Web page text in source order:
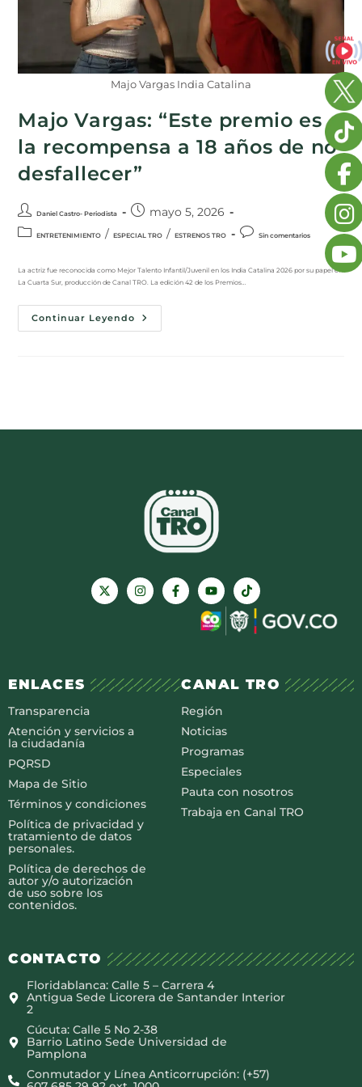
Majo Vargas India Catalina
Majo Vargas: “Este premio es
la recompensa a 18 años de no
desfallecer”
Daniel Castro- Periodista mayo 5, 2026
ENTRETENIMIENTO / ESPECIAL TRO / ESTRENOS TRO Sin comentarios
La actriz fue reconocida como Mejor Talento Infantil/Juvenil en los India Catalina 2026 por su papel en
La Cuarta Sur, producción de Canal TRO. La edición 42 de los Premios…
Continuar Leyendo
ENLACES
Transparencia
Atención y servicios a
la ciudadanía
PQRSD
Mapa de Sitio
Términos y condiciones
Política de privacidad y
tratamiento de datos
personales.
Política de derechos de
autor y/o autorización
de uso sobre los
contenidos.
CANAL TRO
Región
Noticias
Programas
Especiales
Pauta con nosotros
Trabaja en Canal TRO
CONTACTO
Floridablanca: Calle 5 – Carrera 4
Antigua Sede Licorera de Santander Interior
2
Cúcuta: Calle 5 No 2-38
Barrio Latino Sede Universidad de
Pamplona
Conmutador y Línea Anticorrupción: (+57)